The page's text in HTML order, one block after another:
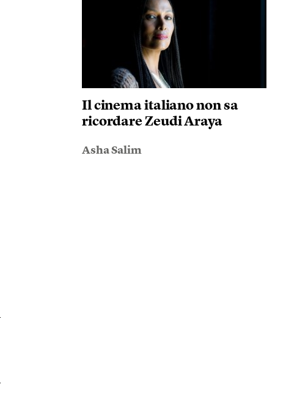
Il cinema italiano non sa
ricordare Zeudi Araya
Asha Salim